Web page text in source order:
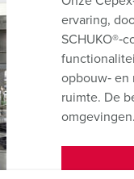
ervaring,
opbouw‑
ruimte. De
omgevingen.